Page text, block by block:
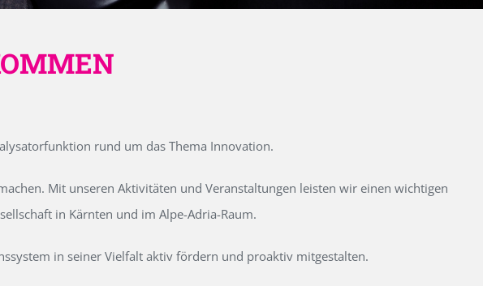
rund um das Thema Innovation.
Mit unseren Aktivitäten und Veranstaltungen leisten wir einen wichtigen
in Kärnten und im Alpe-Adria-Raum.
in seiner Vielfalt aktiv fördern und proaktiv mitgestalten.